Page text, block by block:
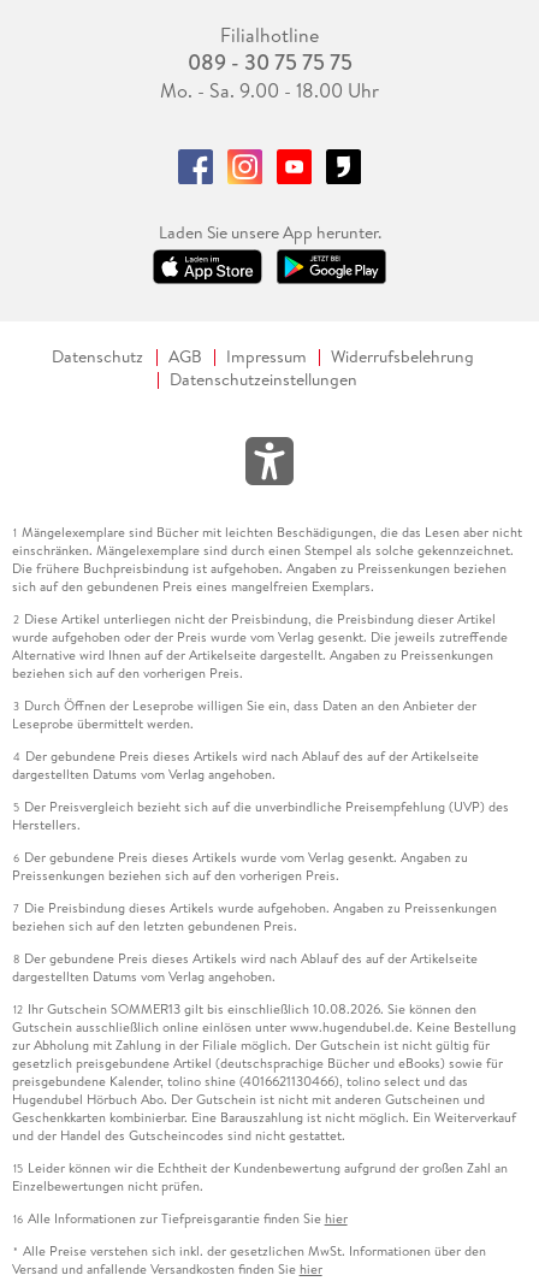
Filialhotline
089 - 30 75 75 75
Mo. - Sa. 9.00 - 18.00 Uhr
Laden Sie unsere App herunter.
Datenschutz AGB Impressum
Widerrufsbelehrung
Datenschutzeinstellungen
1 Mängelexemplare sind Bücher mit leichten Beschädigungen, die das Lesen aber nicht
einschränken. Mängelexemplare sind durch einen Stempel als solche gekennzeichnet.
Die frühere Buchpreisbindung ist aufgehoben. Angaben zu Preissenkungen beziehen
sich auf den gebundenen Preis eines mangelfreien Exemplars.
2 Diese Artikel unterliegen nicht der Preisbindung, die Preisbindung dieser Artikel
wurde aufgehoben oder der Preis wurde vom Verlag gesenkt. Die jeweils zutreffende
Alternative wird Ihnen auf der Artikelseite dargestellt. Angaben zu Preissenkungen
beziehen sich auf den vorherigen Preis.
3 Durch Öffnen der Leseprobe willigen Sie ein, dass Daten an den Anbieter der
Leseprobe übermittelt werden.
4 Der gebundene Preis dieses Artikels wird nach Ablauf des auf der Artikelseite
dargestellten Datums vom Verlag angehoben.
5 Der Preisvergleich bezieht sich auf die unverbindliche Preisempfehlung (UVP) des
Herstellers.
6 Der gebundene Preis dieses Artikels wurde vom Verlag gesenkt. Angaben zu
Preissenkungen beziehen sich auf den vorherigen Preis.
7 Die Preisbindung dieses Artikels wurde aufgehoben. Angaben zu Preissenkungen
beziehen sich auf den letzten gebundenen Preis.
8 Der gebundene Preis dieses Artikels wird nach Ablauf des auf der Artikelseite
dargestellten Datums vom Verlag angehoben.
12 Ihr Gutschein SOMMER13 gilt bis einschließlich 10.08.2026. Sie können den
Gutschein ausschließlich online einlösen unter www.hugendubel.de. Keine Bestellung
zur Abholung mit Zahlung in der Filiale möglich. Der Gutschein ist nicht gültig für
gesetzlich preisgebundene Artikel (deutschsprachige Bücher und eBooks) sowie für
preisgebundene Kalender, tolino shine (4016621130466), tolino select und das
Hugendubel Hörbuch Abo. Der Gutschein ist nicht mit anderen Gutscheinen und
Geschenkkarten kombinierbar. Eine Barauszahlung ist nicht möglich. Ein Weiterverkauf
und der Handel des Gutscheincodes sind nicht gestattet.
15 Leider können wir die Echtheit der Kundenbewertung aufgrund der großen Zahl an
Einzelbewertungen nicht prüfen.
16 Alle Informationen zur Tiefpreisgarantie finden Sie hier
* Alle Preise verstehen sich inkl. der gesetzlichen MwSt. Informationen über den
Versand und anfallende Versandkosten finden Sie hier